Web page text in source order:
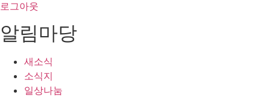
로그아웃
알림마당
새소식
소식지
일상나눔